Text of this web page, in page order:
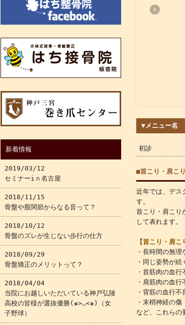
▼メニュー名
初診
■首こり・肩こり
近年では、デス
す。
首こり・肩こり
して表れます。
【首こり・肩
・長時間の無理
・同じ姿勢が続
・首筋肉の血行
・肩筋肉の血行
・背筋の血行不
・末梢神経の傷
など、これらの
新着情報
2019/03/12
セミナーiｎ名古屋
2018/11/15
骨盤や股関節からなる音って？
2018/10/12
骨盤のズレが生じない歩行の仕方
2018/09/29
骨盤矯正のメリットって？
2018/04/04
当院にお越しいただいている神戸弘陵
高校の皆様が選抜優勝(๑>◡<๑)（女
子野球）